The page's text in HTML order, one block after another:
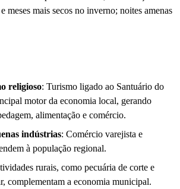
meses mais secos no inverno; noites amenas
religioso: Turismo ligado ao Santuário do
motor da economia local, gerando
alimentação e comércio.
indústrias: Comércio varejista e
à população regional.
rurais, como pecuária de corte e
complementam a economia municipal.